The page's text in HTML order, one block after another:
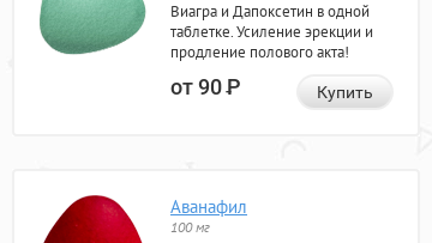
Виагра и Дапоксетин в одной
таблетке. Усиление эрекции и
продление полового акта!
от 90Р Купить
Аванафил
100 мг